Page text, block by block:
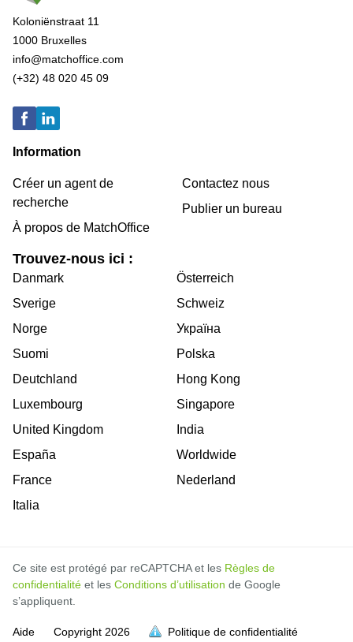
Koloniënstraat 11
1000 Bruxelles
info@matchoffice.com
(+32) 48 020 45 09
Information
Créer un agent de
recherche
À propos de MatchOffice
Contactez nous
Publier un bureau
Trouvez-nous ici :
Danmark
Sverige
Norge
Suomi
Deutchland
Luxembourg
United Kingdom
España
France
Italia
Österreich
Schweiz
Україна
Polska
Hong Kong
Singapore
India
Worldwide
Nederland
Ce site est protégé par reCAPTCHA et les Règles de
confidentialité et les Conditions d’utilisation de Google
s’appliquent.
Aide Copyright 2026 Politique de confidentialité